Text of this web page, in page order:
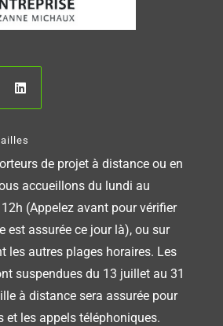
de projet à distance ou en
accueillons du lundi au
(Appelez avant pour vérifier
est assurée ce jour là), ou sur
les autres plages horaires. Les
suspendues du 13 juillet au 31
à distance sera assurée pour
et les appels téléphoniques.